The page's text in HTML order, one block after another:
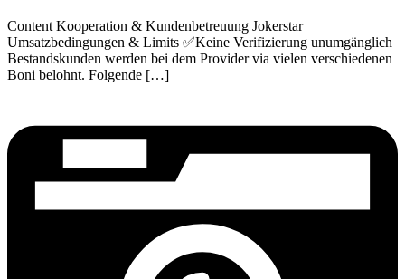
Content Kooperation & Kundenbetreuung Jokerstar
Umsatzbedingungen & Limits ✅Keine Verifizierung unumgänglich
Bestandskunden werden bei dem Provider via vielen verschiedenen
Boni belohnt. Folgende […]